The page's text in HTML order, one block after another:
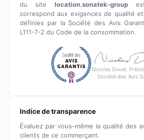
du site location.sonatek-groupest
correspond aux exigences de qualité
définies par la Société des Avis
L111-7-2 du Code de la consommation.
Nicolas Duval,
Société des Avis
Indice de transparence
Évaluez par vous-même la qualité des
clients de ce commerçant.